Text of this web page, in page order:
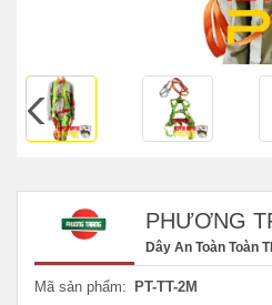
PHƯƠNG
Dây An Toàn Toàn
Mã sản phẩm:
PT-TT-2M